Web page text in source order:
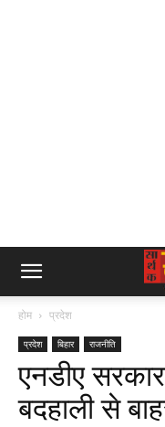
होम प्रदेश
प्रदेश बिहार राजनीति
एनडीए
बदहाली से